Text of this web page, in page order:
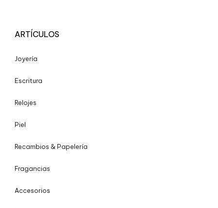
ARTÍCULOS
Joyería
Escritura
Relojes
Piel
Recambios & Papelería
Fragancias
Accesorios